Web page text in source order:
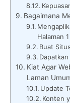
Bagaimana
Halaman
Buat
Kiat Agar
Laman
Update
Konten